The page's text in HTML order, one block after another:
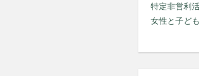
特定非営利
女性と子ど